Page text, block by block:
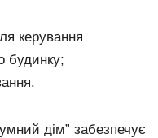
керування
будинку;
дім” забезпечує